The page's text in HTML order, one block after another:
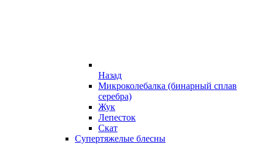
Назад
Микроколебалка (бинарный сплав
серебра)
Жук
Лепесток
Скат
Супертяжелые блесны